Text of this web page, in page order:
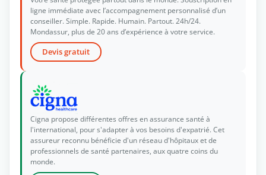
ligne immédiate avec l’accompagnement personnalisé d’un
conseiller. Simple. Rapide. Humain. Partout. 24h/24.
Mondassur, plus de 20 ans d’expérience à votre service.
Devis gratuit
Cigna propose différentes offres en assurance santé à
l'international, pour s'adapter à vos besoins d'expatrié. Cet
assureur reconnu bénéficie d'un réseau d'hôpitaux et de
professionnels de santé partenaires, aux quatre coins du
monde.